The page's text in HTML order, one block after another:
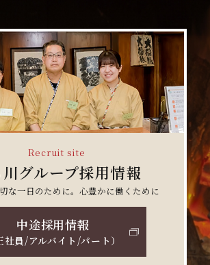
Recruit site
グループ採用情報
な一日のために。心豊かに働くために
中途採用情報
社員/アルバイト/パート）